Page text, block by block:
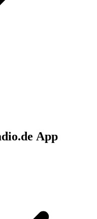
App